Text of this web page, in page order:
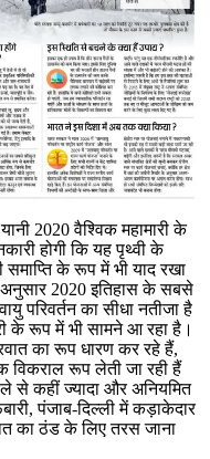
2020 वैश्विक महामारी के
होगी कि यह पृथ्वी के
के रूप में भी याद रखा
अनुसार 2020 इतिहास के सबसे
परिवर्तन का सीधा नतीजा है
के रूप में भी सामने आ रहा है।
का रूप धारण कर रहे हैं,
विकराल रूप लेती जा रही हैं
से कहीं ज्यादा और अनियमित
पंजाब-दिल्ली में कड़ाकेदार
का ठंड के लिए तरस जाना